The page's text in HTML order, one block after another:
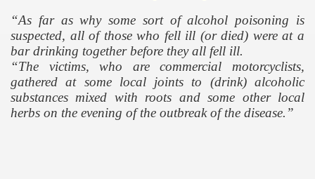
“As far as why some sort of alcohol poisoning is
suspected, all of those who fell ill (or died) were at a
bar drinking together before they all fell ill.
“The victims, who are commercial motorcyclists,
gathered at some local joints to (drink) alcoholic
substances mixed with roots and some other local
herbs on the evening of the outbreak of the disease.”